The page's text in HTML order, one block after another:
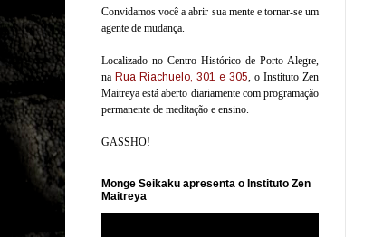
Convidamos você a abrir sua mente e tornar-se um
agente de mudança.
Localizado no Centro Histórico de Porto Alegre,
na Rua Riachuelo, 301 e 305 , o Instituto Zen
Maitreya está aberto diariamente com programação
permanente de meditação e ensino.
GASSHO!
Monge Seikaku apresenta o Instituto Zen
Maitreya